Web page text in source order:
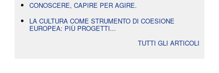
CONOSCERE, CAPIRE PER AGIRE.
LA CULTURA COME STRUMENTO DI COESIONE
EUROPEA: PIÙ PROGETTI...
TUTTI GLI ARTICOLI